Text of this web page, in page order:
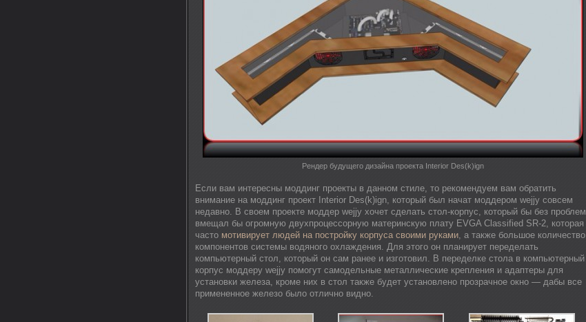
Рендер будущего дизайна проекта Interior Des(k)ign
Если вам интересны моддинг проекты в данном стиле, то рекомендуем вам обратить
внимание на моддинг проект Interior Des(k)ign, который был начат моддером wejjy совсем
недавно. В своем проекте моддер wejjy хочет сделать стол-корпус, который бы без проблем
вмещал бы огромную двухпроцессорную материнскую плату EVGA Classified SR-2, которая
часто мотивирует людей на постройку корпуса своими руками, а также большое количество
компонентов системы водяного охлаждения. Для этого он планирует переделать
компьютерный стол, который он сам ранее и изготовил. В переделке стола в компьютерный
корпус моддеру wejjy помогут самодельные металлические крепления и адаптеры для
установки железа, кроме них в стол также будет установлено прозрачное окно — дабы все
примененное железо было отлично видно.